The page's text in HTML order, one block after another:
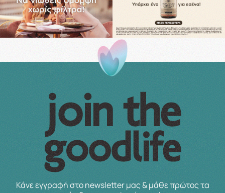
Κάνε εγγραφή στο newsletter μας & μάθε πρώτος τα